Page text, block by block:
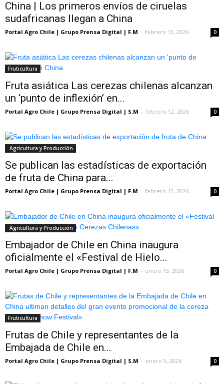
China | Los primeros envíos de ciruelas
sudafricanas llegan a China
Portal Agro Chile | Grupo Prensa Digital | F.M - febrero 13, 2026 0
Fruticultura
Fruta asiática Las cerezas chilenas alcanzan
un ‘punto de inflexión’ en...
Portal Agro Chile | Grupo Prensa Digital | S.M - febrero 12, 2026 0
Agricultura y Producción
Se publican las estadísticas de exportación
de fruta de China para...
Portal Agro Chile | Grupo Prensa Digital | F.M - febrero 12, 2026 0
Agricultura y Producción
Embajador de Chile en China inaugura
oficialmente el «Festival de Hielo...
Portal Agro Chile | Grupo Prensa Digital | F.M - enero 13, 2026 0
Fruticultura
Frutas de Chile y representantes de la
Embajada de Chile en...
Portal Agro Chile | Grupo Prensa Digital | S.M - enero 9, 2026 0